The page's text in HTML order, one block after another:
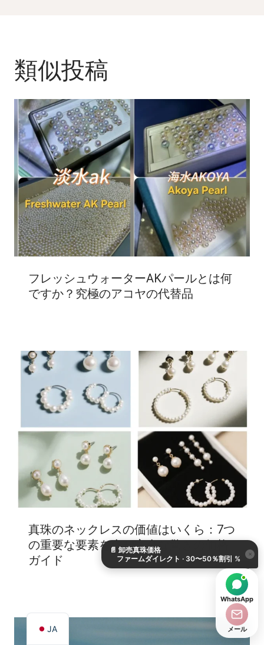
ョ
ン
類似投稿
フレッシュウォーターAKパールとは何
ですか？究極のアコヤの代替品
真珠のネックレスの価値はいくら：7つ
の重要な要素を含む完全な驚きの価格
ガイド
📄 卸売真珠価格
ファームダイレクト · 30〜50％割引 %
×
WhatsApp
メール
JA
ES
DE